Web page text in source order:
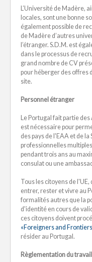
L’Université de Madère,
locales, sont une bonne
également possible de
de Madère d’autres
l’étranger. S.D.M. est
dans le processus de
grand nombre de CV
pour héberger des offres
site.
Personnel étranger
Le Portugal fait partie des
est nécessaire pour
des pays de l'EAA et de
professionnelles
pendant trois ans au
consulat ou une
Tous les citoyens de l'UE,
entrer, rester et vivre au
formalités autres que la
d'identité en cours de
ces citoyens doivent
«Foreigners and
résider au Portugal.
Règlementation du travail